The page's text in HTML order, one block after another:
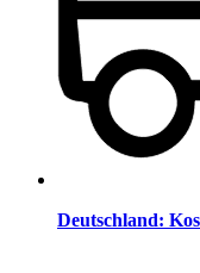
Deutschland: